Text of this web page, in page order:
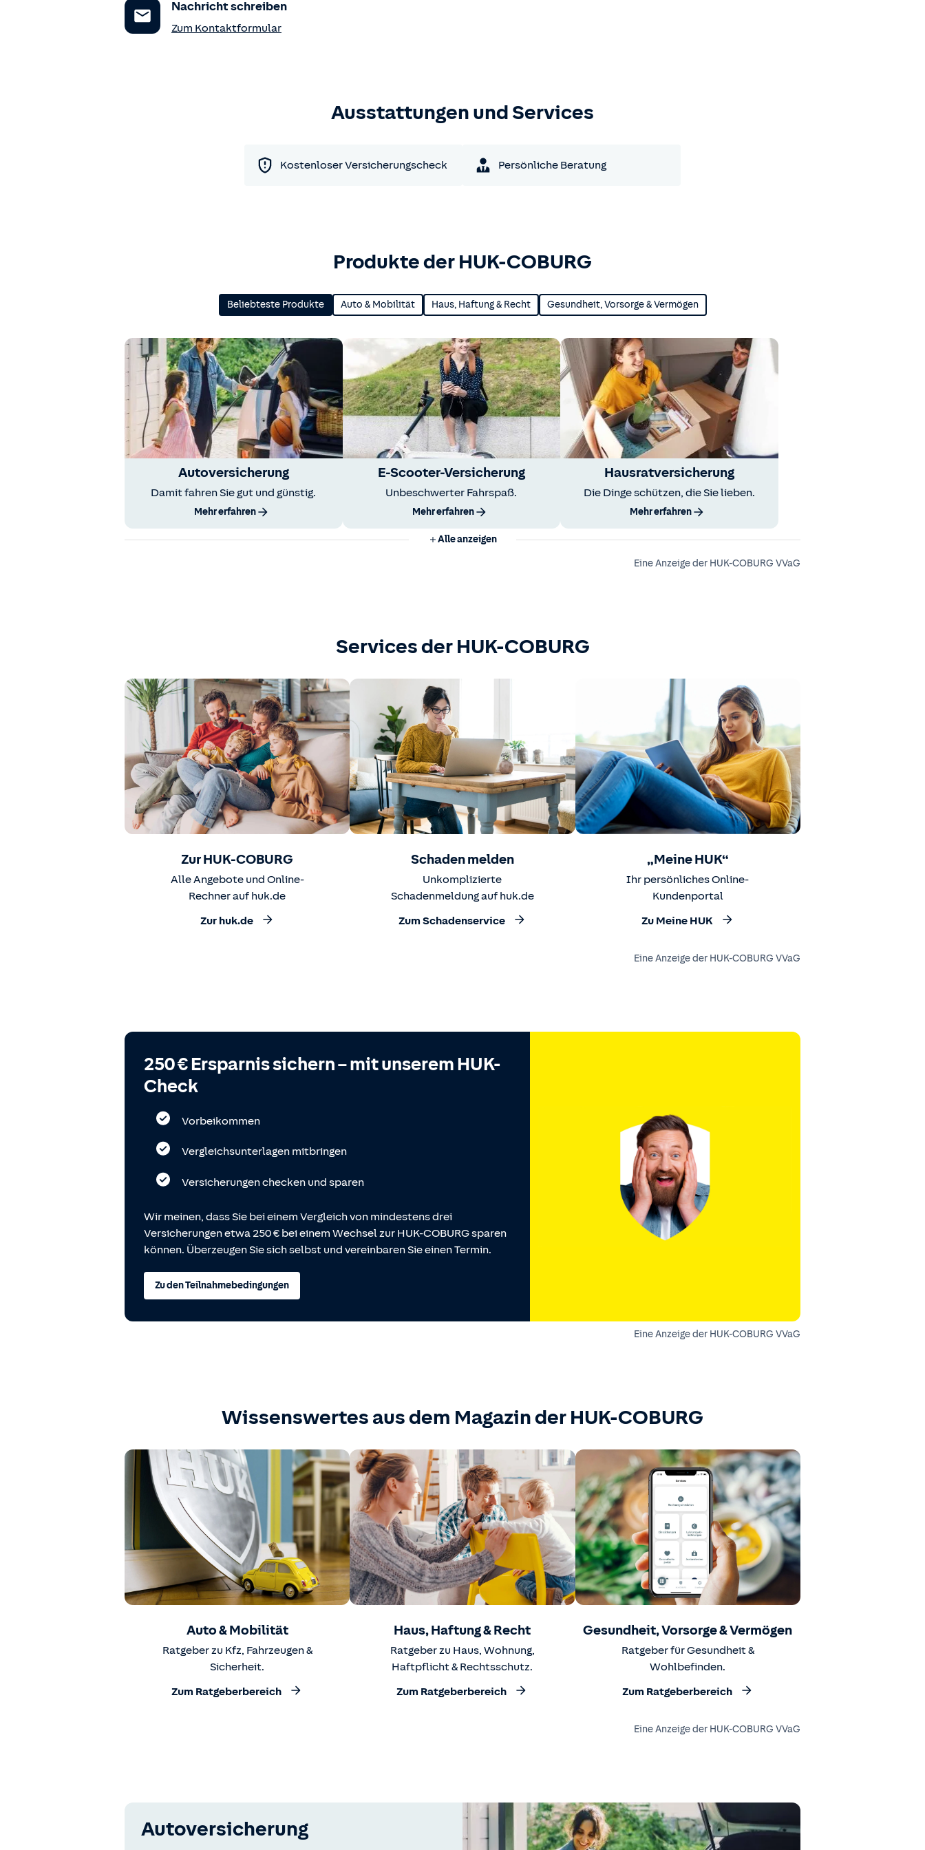
Nachricht schreiben
Zum Kontaktformular
Ausstattungen und Services
Kostenloser Versicherungscheck Persönliche Beratung
Produkte der HUK-COBURG
Beliebteste Produkte Auto & Mobilität Haus, Haftung & Recht Gesundheit, Vorsorge & Vermögen
Autoversicherung
Damit fahren Sie gut und günstig.
Mehr erfahren
E-Scooter-Versicherung
Unbeschwerter Fahrspaß.
Mehr erfahren
Hausratversicherung
Die Dinge schützen, die Sie lieben.
Mehr erfahren
Alle anzeigen
Eine Anzeige der HUK-COBURG VVaG
Services der HUK-COBURG
Zur HUK-COBURG
Alle Angebote und Online-
Rechner auf huk.de
Zur huk.de
Schaden melden
Unkomplizierte
Schadenmeldung auf huk.de
Zum Schadenservice
„Meine HUK“
Ihr persönliches Online-
Kundenportal
Zu Meine HUK
Eine Anzeige der HUK-COBURG VVaG
250 € Ersparnis sichern – mit unserem HUK-
Check
Vorbeikommen
Vergleichsunterlagen mitbringen
Versicherungen checken und sparen
Wir meinen, dass Sie bei einem Vergleich von mindestens drei
Versicherungen etwa 250 € bei einem Wechsel zur HUK-COBURG sparen
können. Überzeugen Sie sich selbst und vereinbaren Sie einen Termin.
Zu den Teilnahmebedingungen
Eine Anzeige der HUK-COBURG VVaG
Wissenswertes aus dem Magazin der HUK-COBURG
Auto & Mobilität
Ratgeber zu Kfz, Fahrzeugen &
Sicherheit.
Zum Ratgeberbereich
Haus, Haftung & Recht
Ratgeber zu Haus, Wohnung,
Haftpflicht & Rechtsschutz.
Zum Ratgeberbereich
Gesundheit, Vorsorge & Vermögen
Ratgeber für Gesundheit &
Wohlbefinden.
Zum Ratgeberbereich
Eine Anzeige der HUK-COBURG VVaG
Autoversicherung